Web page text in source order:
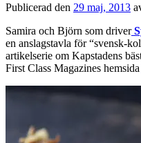
Publicerad den 29 maj, 2013
Samira och Björn som driver
en anslagstavla för “svensk-
artikelserie om Kapstadens
First Class Magazines hemsida